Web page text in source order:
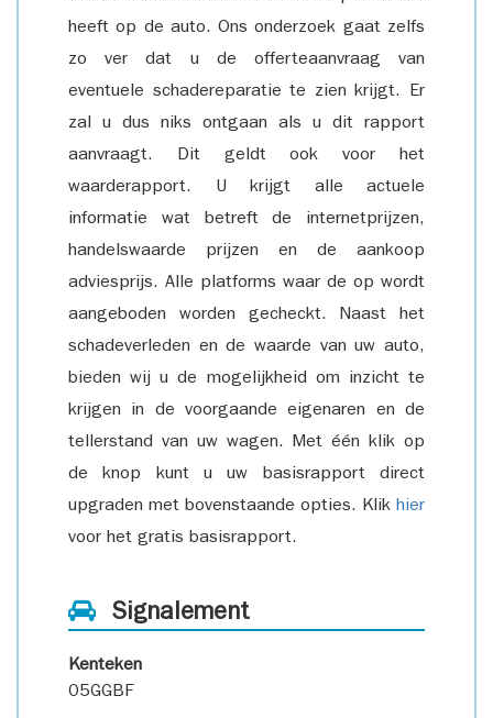
heeft op de auto. Ons onderzoek gaat zelfs
zo ver dat u de offerteaanvraag van
eventuele schadereparatie te zien krijgt. Er
zal u dus niks ontgaan als u dit rapport
aanvraagt. Dit geldt ook voor het
waarderapport. U krijgt alle actuele
informatie wat betreft de internetprijzen,
handelswaarde prijzen en de aankoop
adviesprijs. Alle platforms waar de op wordt
aangeboden worden gecheckt. Naast het
schadeverleden en de waarde van uw auto,
bieden wij u de mogelijkheid om inzicht te
krijgen in de voorgaande eigenaren en de
tellerstand van uw wagen. Met één klik op
de knop kunt u uw basisrapport direct
upgraden met bovenstaande opties. Klik hier
voor het gratis basisrapport.
Signalement
Kenteken
05GGBF